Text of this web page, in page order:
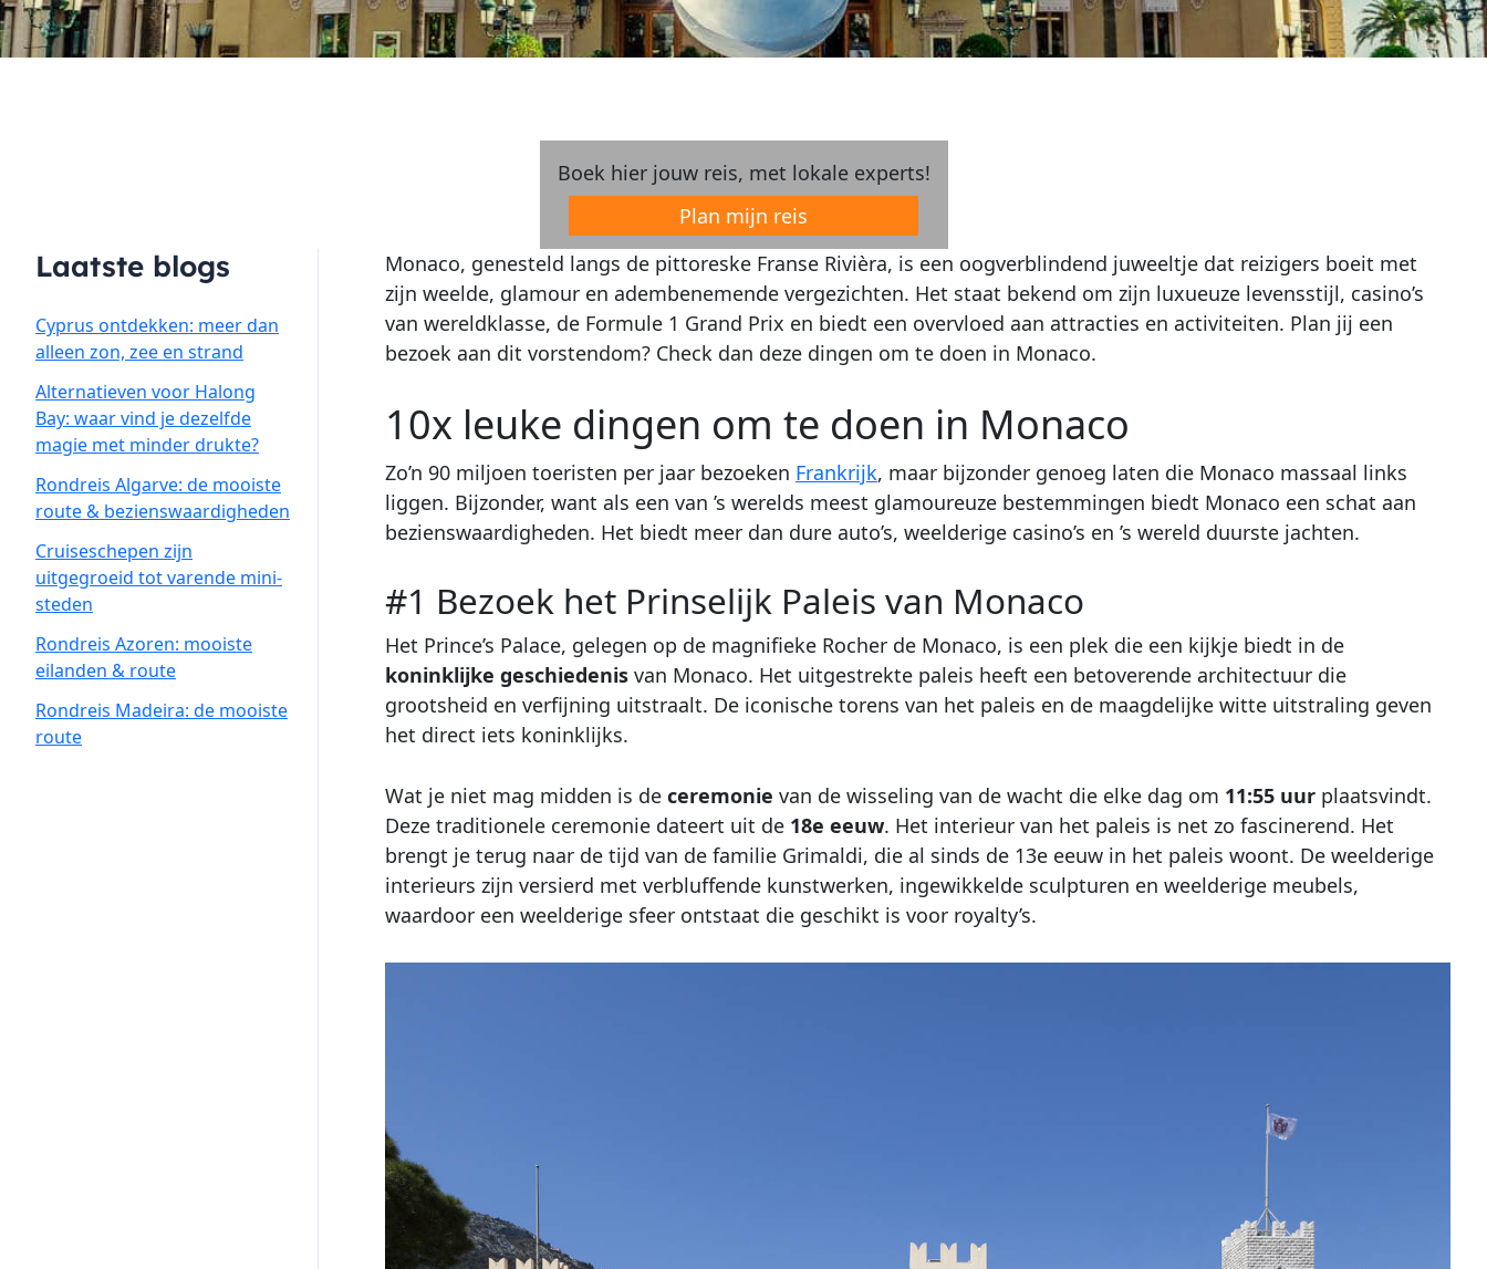
Boek hier jouw reis, met lokale experts!
Plan mijn reis
Laatste blogs
Cyprus ontdekken: meer dan
alleen zon, zee en strand
Alternatieven voor Halong
Bay: waar vind je dezelfde
magie met minder drukte?
Rondreis Algarve: de mooiste
route & bezienswaardigheden
Cruiseschepen zijn
uitgegroeid tot varende mini-
steden
Rondreis Azoren: mooiste
eilanden & route
Rondreis Madeira: de mooiste
route
Monaco, genesteld langs de pittoreske Franse Rivièra, is een oogverblindend juweeltje dat reizigers boeit met
zijn weelde, glamour en adembenemende vergezichten. Het staat bekend om zijn luxueuze levensstijl, casino’s
van wereldklasse, de Formule 1 Grand Prix en biedt een overvloed aan attracties en activiteiten. Plan jij een
bezoek aan dit vorstendom? Check dan deze dingen om te doen in Monaco.
10x leuke dingen om te doen in Monaco
Zo’n 90 miljoen toeristen per jaar bezoeken Frankrijk, maar bijzonder genoeg laten die Monaco massaal links
liggen. Bijzonder, want als een van ’s werelds meest glamoureuze bestemmingen biedt Monaco een schat aan
bezienswaardigheden. Het biedt meer dan dure auto’s, weelderige casino’s en ’s wereld duurste jachten.
#1 Bezoek het Prinselijk Paleis van Monaco
Het Prince’s Palace, gelegen op de magnifieke Rocher de Monaco, is een plek die een kijkje biedt in de
koninklijke geschiedenis van Monaco. Het uitgestrekte paleis heeft een betoverende architectuur die
grootsheid en verfijning uitstraalt. De iconische torens van het paleis en de maagdelijke witte uitstraling geven
het direct iets koninklijks.
Wat je niet mag midden is de ceremonie van de wisseling van de wacht die elke dag om 11:55 uur plaatsvindt.
Deze traditionele ceremonie dateert uit de 18e eeuw. Het interieur van het paleis is net zo fascinerend. Het
brengt je terug naar de tijd van de familie Grimaldi, die al sinds de 13e eeuw in het paleis woont. De weelderige
interieurs zijn versierd met verbluffende kunstwerken, ingewikkelde sculpturen en weelderige meubels,
waardoor een weelderige sfeer ontstaat die geschikt is voor royalty’s.